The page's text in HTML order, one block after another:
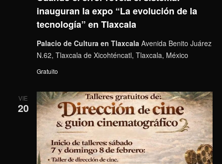
inauguran la expo “La evolución de la
tecnología” en Tlaxcala
Palacio de Cultura en Tlaxcala Avenida Benito Juárez
N.62, Tlaxcala de Xicohténcatl, Tlaxcala, México
Gratuito
VIE
20